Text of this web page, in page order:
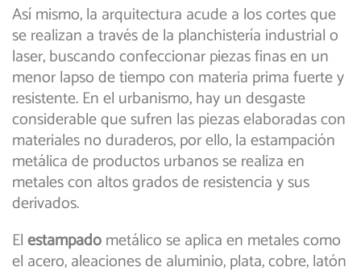
Así mismo, la arquitectura acude a los cortes que
se realizan a través de la planchistería industrial o
laser, buscando confeccionar piezas finas en un
menor lapso de tiempo con materia prima fuerte y
resistente. En el urbanismo, hay un desgaste
considerable que sufren las piezas elaboradas con
materiales no duraderos, por ello, la estampación
metálica de productos urbanos se realiza en
metales con altos grados de resistencia y sus
derivados.
Elestampadometálico se aplica en metales como
el acero, aleaciones de aluminio, plata, cobre, latón